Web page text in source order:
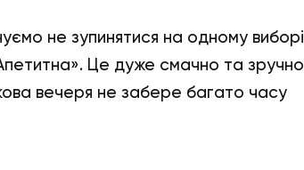
не зупинятися на одному виборі
Це дуже смачно та зручно
вечеря не забере багато часу